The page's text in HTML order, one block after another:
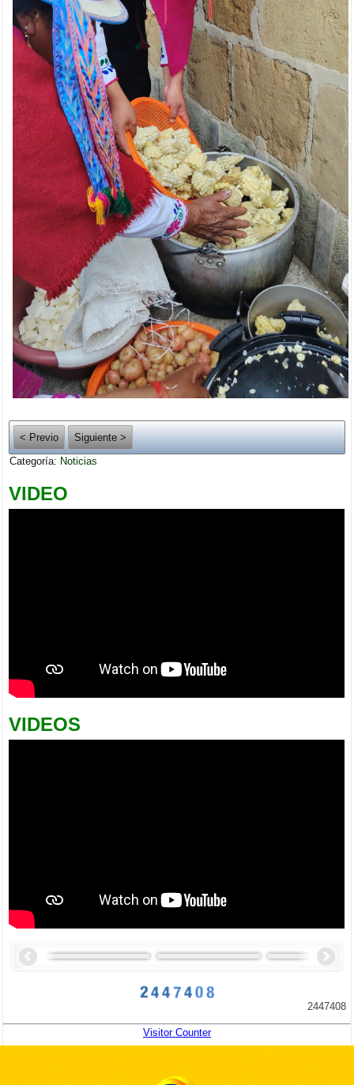
< Previo
Siguiente >
Categoría: Noticias
VIDEO
VIDEOS
2447408
Visitor Counter